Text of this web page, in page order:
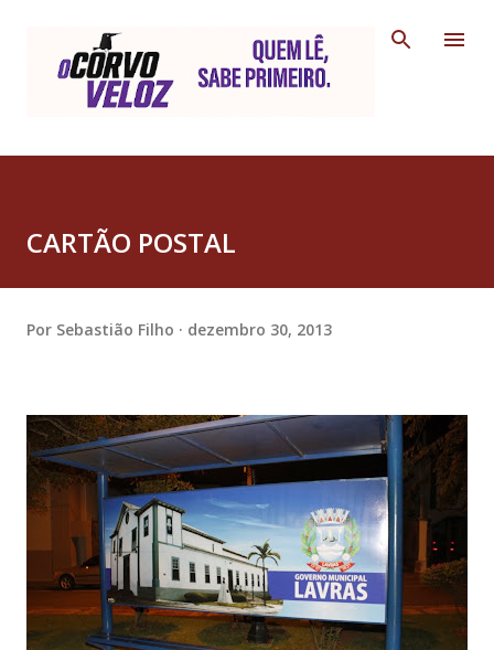
CARTÃO POSTAL
Por Sebastião Filho dezembro 30, 2013